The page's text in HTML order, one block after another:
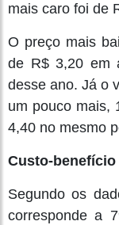
mais caro foi de
O preço mais
de R$ 3,20 em
desse ano. Já o
um pouco mais,
4,40 no mesmo
Custo-benefício
Segundo os
corresponde a